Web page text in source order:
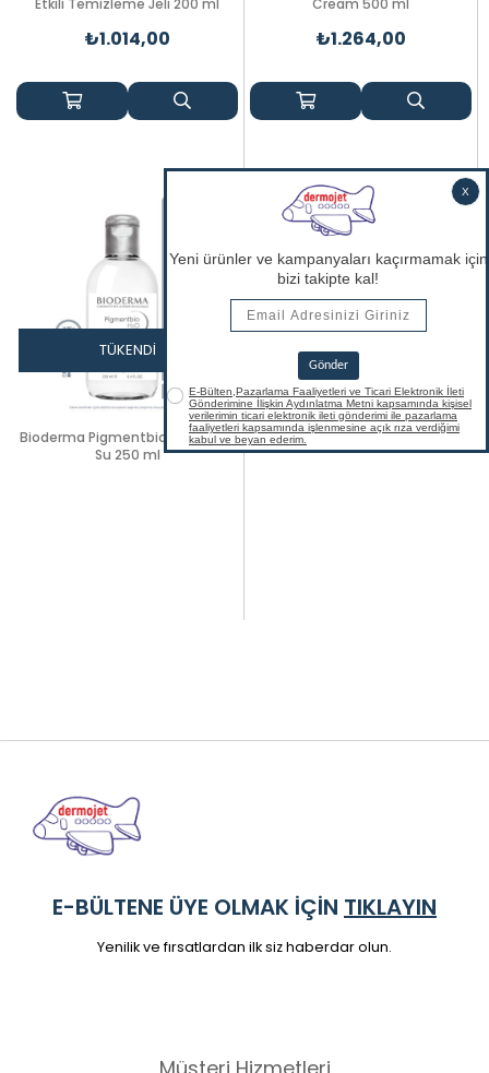
Etkili Temizleme Jeli 200 ml
₺1.014,00
Cream 500 ml
₺1.264,00
TÜKENDI
Bioderma Pigmentbio H2O Misel
Su 250 ml
E-BÜLTENE ÜYE OLMAK İÇİN TIKLAYIN
Yenilik ve fırsatlardan ilk siz haberdar olun.